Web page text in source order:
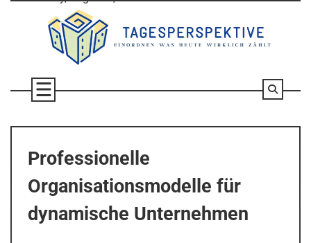
Professionelle
Organisationsmodelle für
dynamische Unternehmen